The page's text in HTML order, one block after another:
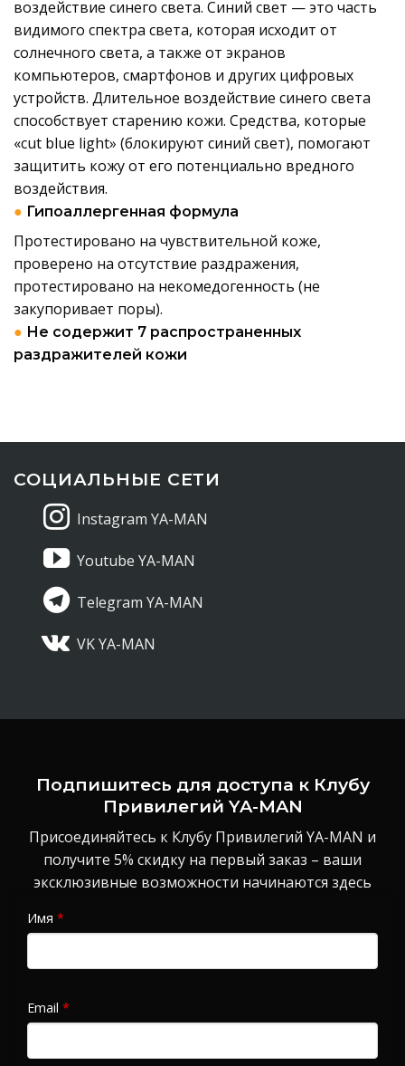
воздействие синего света. Синий свет — это часть
видимого спектра света, которая исходит от
солнечного света, а также от экранов
компьютеров, смартфонов и других цифровых
устройств. Длительное воздействие синего света
способствует старению кожи. Средства, которые
«cut blue light» (блокируют синий свет), помогают
защитить кожу от его потенциально вредного
воздействия.
● Гипоаллергенная формула
Протестировано на чувствительной коже,
проверено на отсутствие раздражения,
протестировано на некомедогенность (не
закупоривает поры).
● Не содержит 7 распространенных
раздражителей кожи
СОЦИАЛЬНЫЕ СЕТИ
Instagram YA-MAN
Youtube YA-MAN
Telegram YA-MAN
VK YA-MAN
Подпишитесь для доступа к Клубу
Привилегий YA-MAN
Присоединяйтесь к Клубу Привилегий YA-MAN и
получите 5% скидку на первый заказ – ваши
эксклюзивные возможности начинаются здесь
Имя *
Email *